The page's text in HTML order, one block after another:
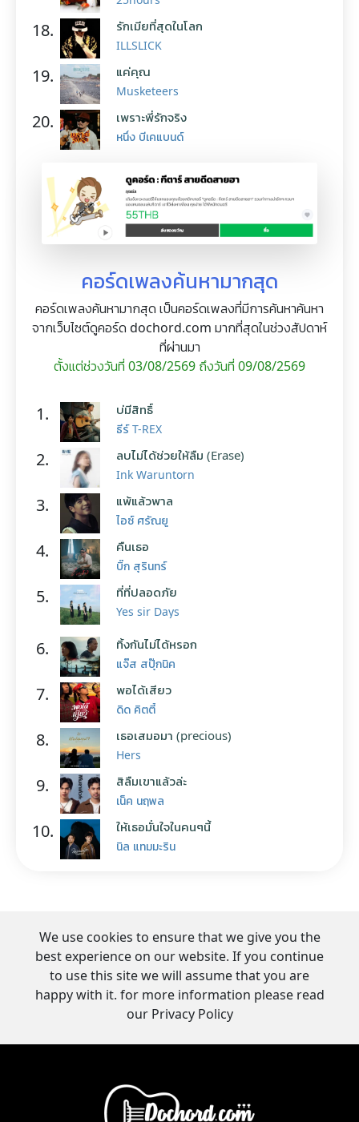
18. รักเมียที่สุดในโลก
ILLSLICK
19. แค่คุณ
Musketeers
20. เพราะพี่รักจริง
หนึ่ง บีเคแบนด์
คอร์ดเพลงค้นหามากสุด
คอร์ดเพลงค้นหามากสุด เป็นคอร์ดเพลงที่มีการค้นหาค้นหา
จากเว็บไซต์ดูคอร์ด dochord.com มากที่สุดในช่วงสัปดาห์
ที่ผ่านมา
ตั้งแต่ช่วงวันที่ 03/08/2569 ถึงวันที่ 09/08/2569
1. บ่มีสิทธิ์
ธีร์ T-REX
2. ลบไม่ได้ช่วยให้ลืม (Erase)
Ink Waruntorn
3. แพ้แล้วพาล
ไอซ์ ศรัณยู
4. คืนเธอ
บิ๊ก สุรินทร์
5. ที่ที่ปลอดภัย
Yes sir Days
6. ทิ้งกันไม่ได้หรอก
แจ๊ส สปุ๊กนิค
7. พอได้เสียว
ดิด คิตตี้
8. เธอเสมอมา (precious)
Hers
9. สิลืมเขาแล้วล่ะ
เน็ค นฤพล
10. ให้เธอมั่นใจในคนๆนี้
นิล แทมมะริน
We use cookies to ensure that we give you the
best experience on our website. If you continue
to use this site we will assume that you are
happy with it. for more information please read
our Privacy Policy